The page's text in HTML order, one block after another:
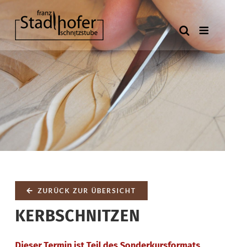
Inhalt
springen
ZURÜCK ZUR ÜBERSICHT
KERBSCHNITZEN